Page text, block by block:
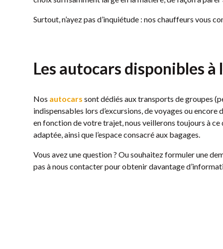
Surtout, n’ayez pas d’inquiétude : nos chauffeurs vous
Les autocars disponibles à
Nos autocars sont dédiés aux transports de groupes
indispensables lors d’excursions, de voyages ou encore
en fonction de votre trajet, nous veillerons toujours à ce
adaptée, ainsi que l’espace consacré aux bagages.
Vous avez une question ? Ou souhaitez formuler une
pas à nous contacter pour obtenir davantage